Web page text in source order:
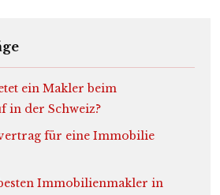
ein Makler beim
in der Schweiz?
für eine Immobilie
Immobilienmakler in